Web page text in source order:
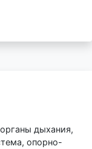
дыхания,
опорно-